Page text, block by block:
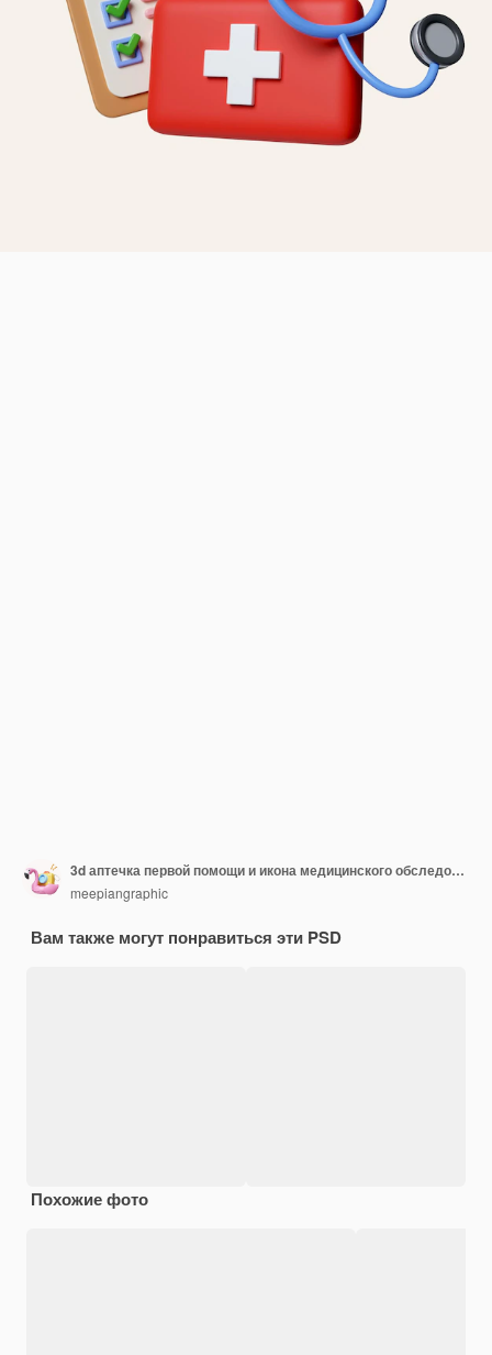
3d аптечка первой помощи и икона медицинского обследования Знак истории пациента больницы Классический плоский стиль Градиентная икона истории пациента изолирована на белом фоне Иллюстрация 3d рендеринга
meepiangraphic
Вам также могут понравиться эти PSD
Похожие фото